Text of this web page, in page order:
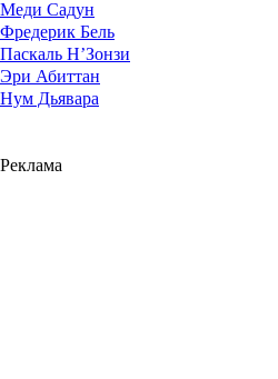
Меди Садун
Фредерик Бель
Паскаль Н’Зонзи
Эри Абиттан
Нум Дьявара
Реклама